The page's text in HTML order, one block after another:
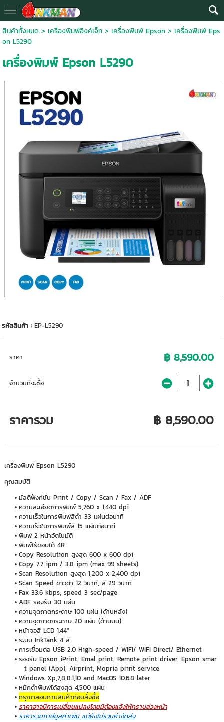
สินค้าทั้งหมด> เครื่องพิมพ์อิงค์เจ็ท> เครื่องพิมพ์ Epson> เครื่องพิมพ์ Eps
on L5290
เครื่องพิมพ์ Epson L5290
รหัสสินค้า :EP-L5290
ราคา ฿ 8,590.00
จำนวนที่จะซื้อ
ราคารวม ฿ 8,590.00
เครื่องพิมพ์ Epson L5290
คุณสมบัติ
มัลติฟังก์ชั่น Print / Copy / Scan / Fax / ADF
ความละเอียดการพิมพ์ 5,760 x 1,440 dpi
ความเร็วในการพิมพ์สีดำ 33 แผ่นต่อนาที
ความเร็วในการพิมพ์สี 15 แผ่นต่อนาที
พิมพ์ 2 หน้าอัตโนมัติ
พิมพ์ไร้ขอบได้ 4R
Copy Resolution สูงสุด 600 x 600 dpi
Copy 7.7 ipm / 3.8 ipm (max 99 sheets)
Scan Resolution สูงสุด 1,200 x 2,400 dpi
Scan Speed ขาวดำ 12 วินาที, สี 29 วินาที
Fax 33.6 kbps, speed 3 sec/page
ADF รองรับ 30 แผ่น
ความจุดถาดกระดาษ 100 แผ่น (ด้านหลัง)
ความจุดถาดกระดาษ 20 แผ่น (ด้านบน)
หน้าจอสี LCD 1.44"
ระบบ InkTank 4 สี
การเชื่อมต่อ USB 2.0 High-speed / WIFI/ WIFI Direct/ Ethernet
รองรับ Epson iPrint, Emal print, Remote print driver, Epson smar
t panel (App), Airprint, Mopria print service
Windows Xp,7,8,8.1,10 and MacOS 10.6.8 later
หมึกดำพิมพ์ได้สูงสุด 4,500 แผ่น
กรุณาสอบถามสินค้าก่อนสั่งซื้อ
ราคาอาจมีการเปลี่ยนแปลงโดยมิต้องแจ้งให้ทราบล่วงหน้า
ราคารวมภาษีมูลค่าเพิ่ม แต่ยังไม่รวมค่าจัดส่ง